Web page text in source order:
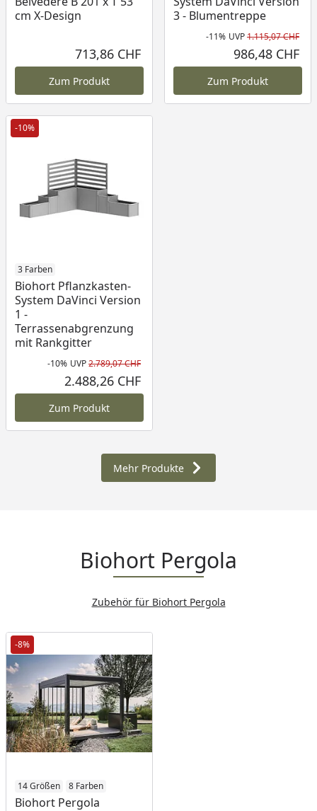
cm X-Design
713,86 CHF
Zum Produkt
3 - Blumentreppe
-11% UVP1.115,07 CHF
986,48 CHF
Zum Produkt
-10%
3 Farben
Biohort Pflanzkasten-
System DaVinci Version
1 -
Terrassenabgrenzung
mit Rankgitter
Rabatt in Prozent
-10%
Ursprünglicher Preis
UVP2.789,07 CHF
2.488,26 CHF
Zum Produkt
Mehr Produkte
Biohort Pergola
Zubehör für Biohort Pergola
-8%
14 Größen 8 Farben
Biohort Pergola
Produkt am Lager